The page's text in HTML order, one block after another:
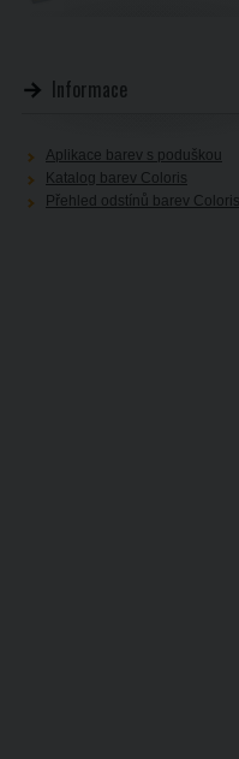
Informace
Aplikace barev s poduškou
Katalog barev Coloris
Přehled odstínů barev Coloris